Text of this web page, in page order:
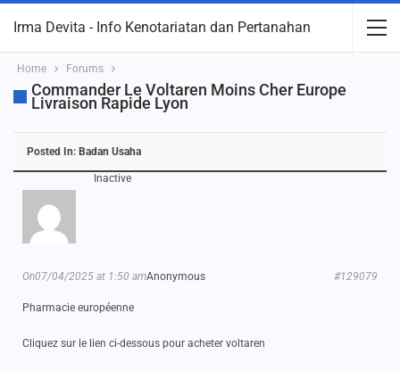
Irma Devita - Info Kenotariatan dan Pertanahan
Home Forums
Commander Le Voltaren Moins Cher Europe
Livraison Rapide Lyon
Posted In: Badan Usaha
Inactive
Anonymous
On07/04/2025 at 1:50 am #129079
Pharmacie européenne
Cliquez sur le lien ci-dessous pour acheter voltaren